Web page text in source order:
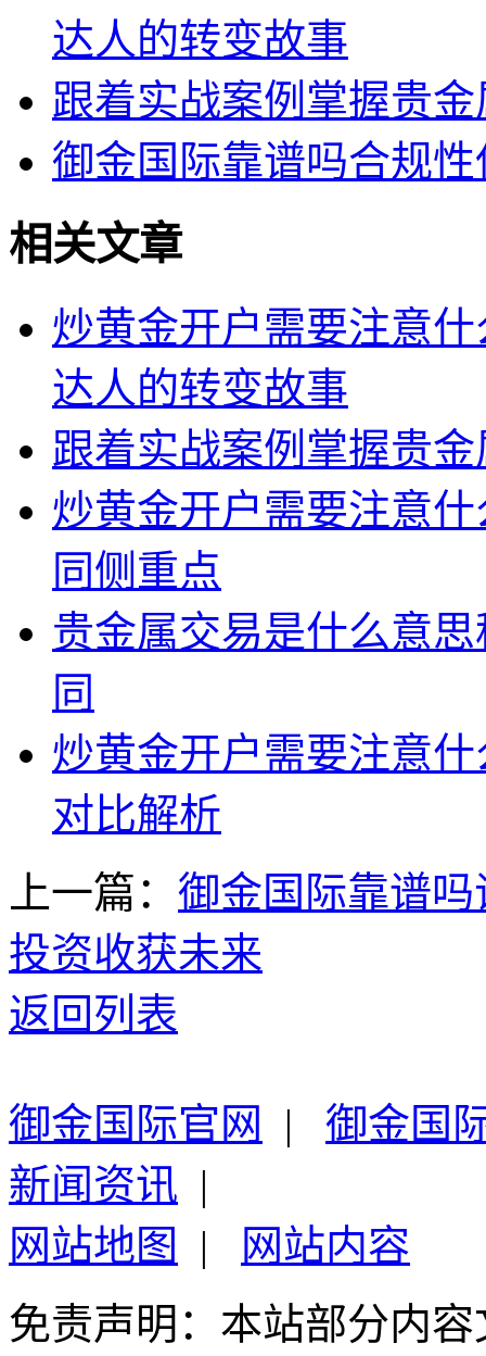
达人的转变故事
跟着实战案例掌握贵
御金国际靠谱吗合规
相关文章
炒黄金开户需要注意
达人的转变故事
跟着实战案例掌握贵
炒黄金开户需要注意
同侧重点
贵金属交易是什么意
同
炒黄金开户需要注意
对比解析
上一篇： 御金国际靠谱
投资收获未来
返回列表
御金国际官网 | 御金国
新闻资讯 |
网站地图
|
网站内容
免责声明：本站部分内